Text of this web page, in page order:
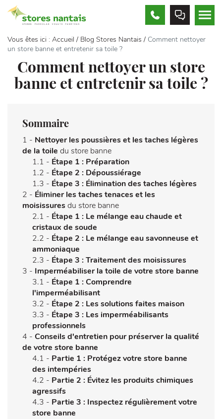
APPELEZ-
NOUS
PRENDRE
RDV
Vous êtes ici : Accueil / Blog Stores Nantais / Comment nettoyer
un store banne et entretenir sa toile ?
Comment nettoyer un store
banne et entretenir sa toile ?
Sommaire
1 - Nettoyer les poussières et les taches légères
de la toile du store banne
1.1 - Étape 1 : Préparation
1.2 - Étape 2 : Dépoussiérage
1.3 - Étape 3 : Élimination des taches légères
2 - Éliminer les taches tenaces et les
moisissuresdu store banne
2.1 - Étape 1 : Le mélange eau chaude et
cristaux de soude
2.2 - Étape 2 : Le mélange eau savonneuse et
ammoniaque
2.3 - Étape 3 : Traitement des moisissures
3 - Imperméabiliser la toile de votre store banne
3.1 - Étape 1 : Comprendre
l'imperméabilisant
3.2 - Étape 2 : Les solutions faites maison
3.3 - Étape 3 : Les imperméabilisants
professionnels
4 - Conseils d'entretien pour préserver la qualité
de votre store banne
4.1 - Partie 1 : Protégez votre store banne
des intempéries
4.2 - Partie 2 : Évitez les produits chimiques
agressifs
4.3 - Partie 3 : Inspectez régulièrement votre
store banne